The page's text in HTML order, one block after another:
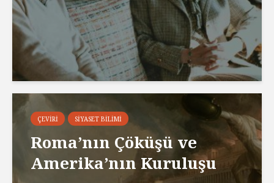
ÇEVIRI SIYASET BILIMI
Roma’nın Çöküşü ve
Amerika’nın Kuruluşu